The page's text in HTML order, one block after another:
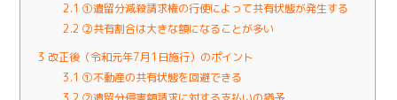
2.1 ①遺留分減殺請求権の行使によって共有状態が発生する
2.2 ②共有割合は大きな額になることが多い
3 改正後（令和元年7月1日施行）のポイント
3.1 ①不動産の共有状態を回避できる